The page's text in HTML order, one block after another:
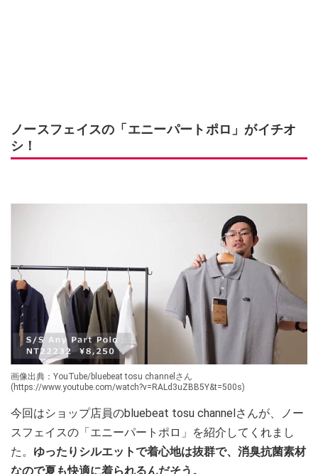
ノースフェイスの「エニーパートポロ」がイチオ
シ！
画像出典：YouTube/bluebeat tosu channelさん
(https://www.youtube.com/watch?v=RALd3uZBB5Y&t=500s)
今回はショップ店員のbluebeat tosu channelさんが、ノー
スフェイスの「エニーパートポロ」を紹介してくれまし
た。 ゆったりシルエットで着心地は抜群で、消臭抗菌素材
なので夏も快適に着られるんだそう。